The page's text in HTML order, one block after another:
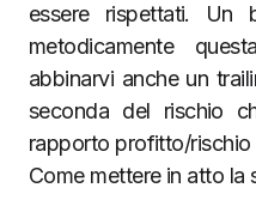
essere rispettati. Un
metodicamente
abbinarvi anche un
seconda del rischio
rapporto profitto/rischio
Come mettere in atto la